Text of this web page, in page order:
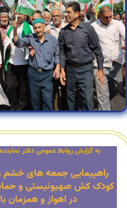
به گزارش روابط عمومی دفتر
راهپیمایی جمعه های خشم
کودک کش صهیونیستی و
در اهواز و همزمان